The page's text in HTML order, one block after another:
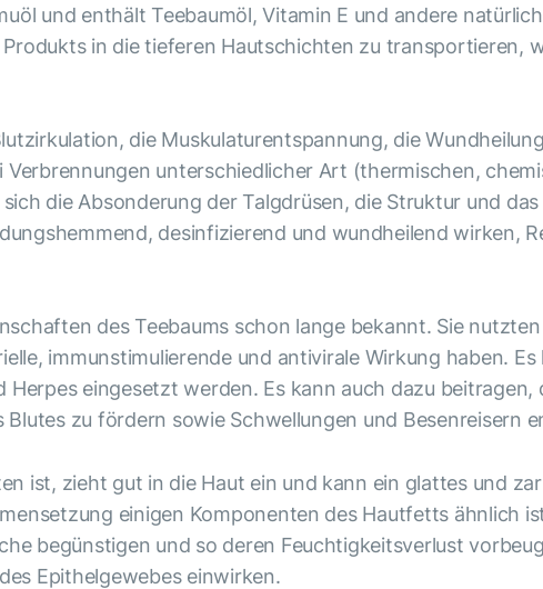
und enthält Teebaumöl, Vitamin E und andere
in die tieferen Hautschichten zu transportieren,
die Muskulaturentspannung, die
unterschiedlicher Art (thermischen,
die Absonderung der Talgdrüsen, die Struktur und
desinfizierend und wundheilend wirken,
des Teebaums schon lange bekannt. Sie
immunstimulierende und antivirale Wirkung haben.
eingesetzt werden. Es kann auch dazu
zu fördern sowie Schwellungen und Besenreisern
ist, zieht gut in die Haut ein und kann ein glattes und
einigen Komponenten des Hautfetts ähnlich
begünstigen und so deren Feuchtigkeitsverlust
Epithelgewebes einwirken.